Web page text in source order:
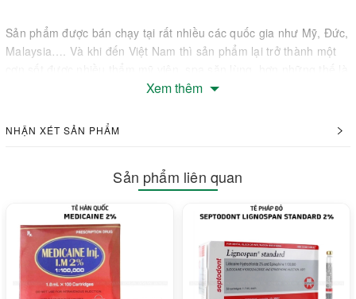
Sản phẩm được bán chạy tại rất nhiều các quốc gia như Mỹ, Đức,
Malaysia…. Và khi đến Việt Nam thì sản phẩm lại trở thành một
cơn sốt được nhiều thẩm mỹ viện, spa săn lùng, hơn những thế là
công nghệ làm đẹp đang có những bứt phá chóng mặt
Vậy giá thành của sản phẩm có đắt không? cách sử dụng
Tê bò cạp, tê dũng sĩ một sản phẩm không thể thiếu trong thời
buổi hiện đại như bậy giờ.
Cách sử dụng, giá thành tê bò cạp, tê dũng sĩ Đức.
Cách sử dụng: Vệ sinh sạch phần bộ phận cần thực hiện xăm.
Sau đó chúng ta sẽ lấy một lượng nhỏ kem và bôi lên vùng đó. Ủ
Xem thêm
NHẬN XÉT SẢN PHẨM
Sản phẩm liên quan